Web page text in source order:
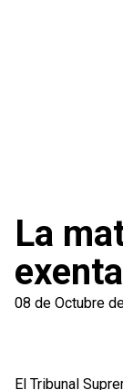
La
08 de Octubre
El Tribunal